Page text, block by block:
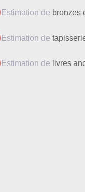
Estimation de bronzes
Estimation de
Estimation de livres